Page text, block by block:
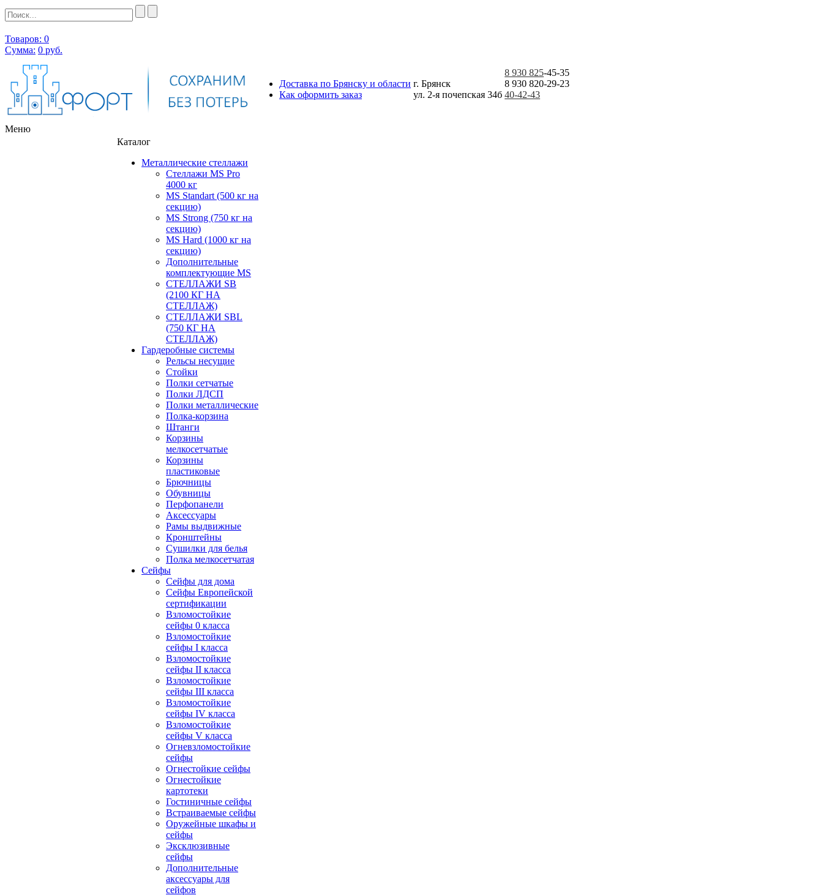
Товаров: 0
Сумма: 0 руб.
Доставка по Брянску и области
Как оформить заказ
г. Брянск
ул. 2-я почепская 34б
8 930 825-45-35
8 930 820-29-23
40-42-43
Меню
Каталог
Металлические стеллажи
Стеллажи MS Pro
4000 кг
MS Standart (500 кг на
секцию)
MS Strong (750 кг на
секцию)
MS Hard (1000 кг на
секцию)
Дополнительные
комплектующие MS
СТЕЛЛАЖИ SB
(2100 КГ НА
СТЕЛЛАЖ)
СТЕЛЛАЖИ SBL
(750 КГ НА
СТЕЛЛАЖ)
Гардеробные системы
Рельсы несущие
Стойки
Полки сетчатые
Полки ЛДСП
Полки металлические
Полка-корзина
Штанги
Корзины
мелкосетчатые
Корзины
пластиковые
Брючницы
Обувницы
Перфопанели
Аксессуары
Рамы выдвижные
Кронштейны
Сушилки для белья
Полка мелкосетчатая
Сейфы
Сейфы для дома
Сейфы Европейской
сертификации
Взломостойкие
сейфы 0 класса
Взломостойкие
сейфы I класса
Взломостойкие
сейфы II класса
Взломостойкие
сейфы III класса
Взломостойкие
сейфы IV класса
Взломостойкие
сейфы V класса
Огневзломостойкие
сейфы
Огнестойкие сейфы
Огнестойкие
картотеки
Гостиничные сейфы
Встраиваемые сейфы
Оружейные шкафы и
сейфы
Эксклюзивные
сейфы
Дополнительные
аксессуары для
сейфов